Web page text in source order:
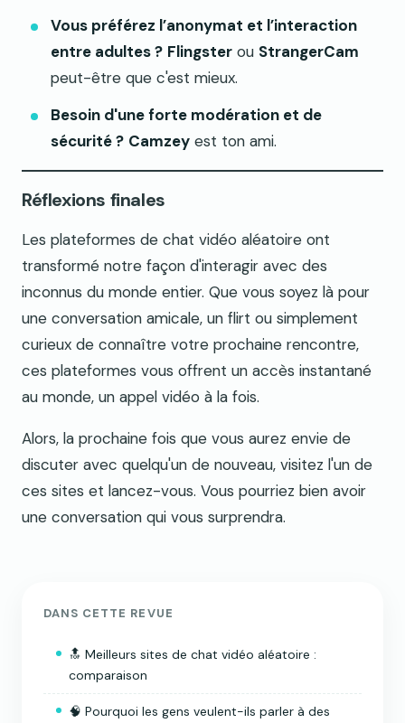
Vous préférez l’anonymat et l’interaction
entre adultes ? Flingster ou StrangerCam
peut-être que c'est mieux.
Besoin d'une forte modération et de
sécurité ? Camzey est ton ami.
Réflexions finales
Les plateformes de chat vidéo aléatoire ont
transformé notre façon d'interagir avec des
inconnus du monde entier. Que vous soyez là pour
une conversation amicale, un flirt ou simplement
curieux de connaître votre prochaine rencontre,
ces plateformes vous offrent un accès instantané
au monde, un appel vidéo à la fois.
Alors, la prochaine fois que vous aurez envie de
discuter avec quelqu'un de nouveau, visitez l'un de
ces sites et lancez-vous. Vous pourriez bien avoir
une conversation qui vous surprendra.
DANS CETTE REVUE
🔝 Meilleurs sites de chat vidéo aléatoire :
comparaison
🧠 Pourquoi les gens veulent-ils parler à des